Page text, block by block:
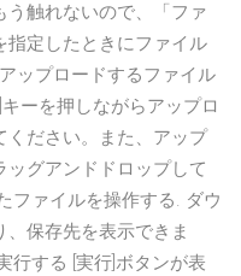
触れないので、「ファ
指定したときにファイル
ップロードするファイル
ーを押しながらアップロ
ください。また、アップ
ッグアンドドロップして
ファイルを操作する. ダウ
保存先を表示できま
行する [実行]ボタンが表